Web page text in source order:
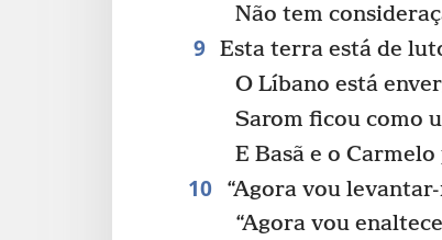
Não tem
9 Esta terra está de
O Líbano está
Sarom ficou como
E Basã e o
10
“Agora vou
“Agora vou